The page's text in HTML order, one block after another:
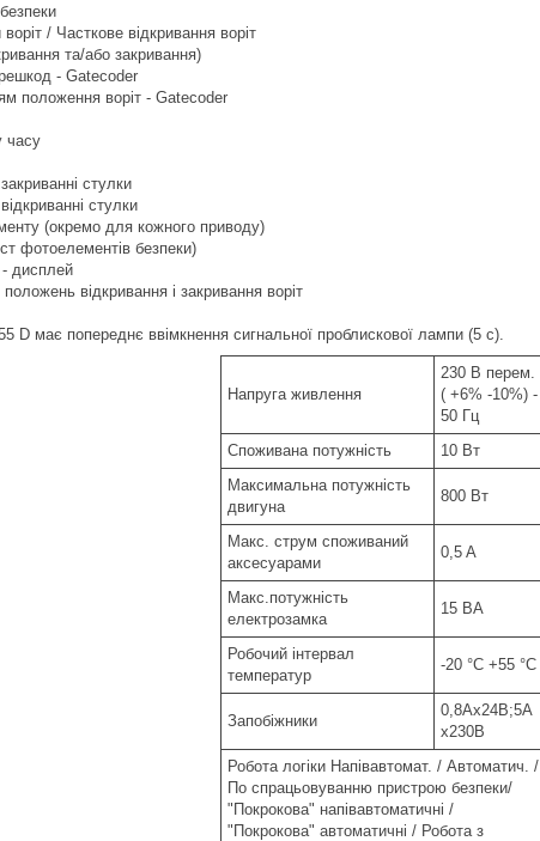
/ Часткове відкривання воріт
та/або закривання)
- Gatecoder
положення воріт - Gatecoder
часу
стулки
стулки
(окремо для кожного приводу)
фотоелементів безпеки)
- дисплей
відкривання і закривання воріт
D має попереднє ввімкнення сигнальної проблискової лампи (5 с).
Напруга живлення
230 В перем.
( +6% -10%) -
50 Гц
Споживана потужність
10 Вт
Максимальна потужність
двигуна
800 Вт
Макс. струм споживаний
аксесуарами
0,5 A
Макс.потужність
електрозамка
15 ВA
Робочий інтервал
температур
-20 °C +55 °C
Запобіжники
0,8Ах24В;5А
х230В
Робота логіки Напівавтомат. / Автоматич. /
По спрацьовуванню пристрою безпеки/
"Покрокова" напівавтоматичні /
"Покрокова" автоматичні / Робота з